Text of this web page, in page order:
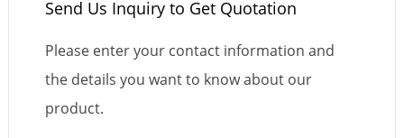
Send Us Inquiry to Get Quotation
Please enter your contact information and
the details you want to know about our
product.